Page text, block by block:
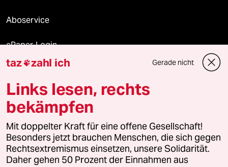
Aboservice
ePaper Login
Downloads für Abonnierende
© 2026 taz Verlags und Vertriebs GmbH
Alle Rechte vorbehalten. Bei rechtlichen Fragen oder für Genehmigungen
wenden Sie sich bitte an
lizenzen@taz.de
Feedback Redaktionsstatut Kommune-Richtlinien
taz zahl ich Gerade nicht
Links lesen, rechts
bekämpfen
Mit doppelter Kraft für eine offene Gesellschaft!
Besonders jetzt brauchen Menschen, die sich gegen
Rechtsextremismus einsetzen, unsere Solidarität.
Daher gehen 50 Prozent der Einnahmen aus